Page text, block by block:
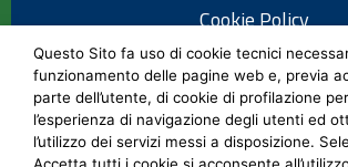
Cookie Policy
Informativa privacy
Note legali
Questo Sito fa uso di cookie tecnici
funzionamento delle pagine web e, previa
parte dell’utente, di cookie di profilazione
l’esperienza di navigazione degli utenti ed
l’utilizzo dei servizi messi a disposizione.
Accetta tutti i cookie si acconsente